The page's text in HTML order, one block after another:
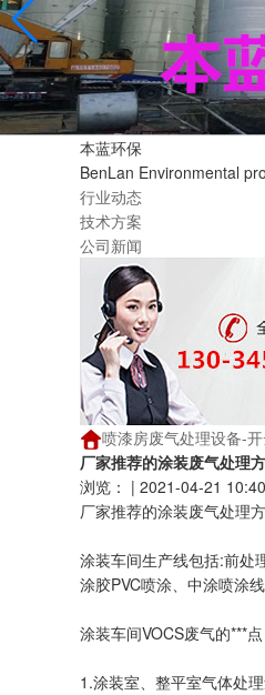
本蓝环保
BenLan Environmental
行业动态
技术方案
公司新闻
喷漆房废气处理设备-
厂家推荐的涂装废气处理
浏览： | 2021-04-21 10:40
厂家推荐的涂装废气处理
涂装车间生产线包括:前处
涂胶PVC喷涂、中涂喷涂
涂装车间VOCS废气的***点
1.涂装室、整平室气体处